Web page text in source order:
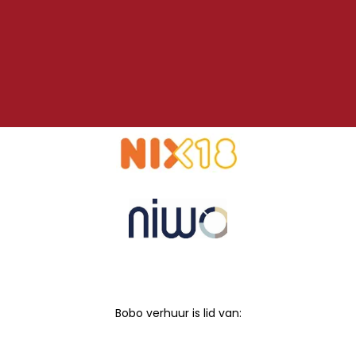
Bobo verhuur is lid van: